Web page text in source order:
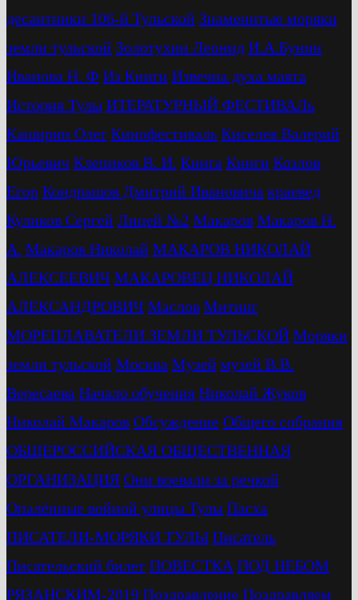
десантники 106-й Тульской Знаменитые моряки
земли тульской Золотухин Леонид И.А.Бунин
Иванова Н. Ф Из Книги Извечна духа маята
История Тулы ИТЕРАТУРНЫЙ ФЕСТИВАЛь
Каширин Олег Кинофестиваль Киселев Валерий
Юрьевич Клепиков В. И. Книга Книги Козлов
Егор Кондрашов Дмитрий Ивановича краевед
Куликов Сергей Лицей №2 Макаров Макаров Н.
А. Макаров Николай МАКАРОВ НИКОЛАЙ
АЛЕКСЕЕВИЧ МАКАРОВЕЦ НИКОЛАЙ
АЛЕКСАНДРОВИЧ Маслов Митинг
МОРЕПЛАВАТЕЛИ ЗЕМЛИ ТУЛЬСКОЙ Моряки
земли тульской Москва Музей музей В.В.
Вересаева Начало обучения Николай Жуков
Николай Макаров Обсуждение Общего собрания
ОБЩЕРОССИЙСКАЯ ОБЩЕСТВЕННАЯ
ОРГАНИЗАЦИЯ Они воевали за речкой
Опалённые войной улицы Тулы Пасха
ПИСАТЕЛИ-МОРЯКИ ТУЛЫ Писатель
Писательский билет ПОВЕСТКА ПОД НЕБОМ
РЯЗАНСКИМ-2019 Поздравление Поздравляем